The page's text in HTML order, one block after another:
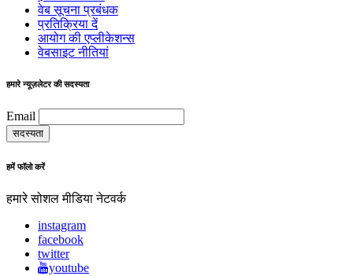
वेब सूचना प्रबंधक
प्रतिक्रिया दें
आयोग की एप्लीकेशन्स
वेबसाइट नीतियां
हमारे न्यूज़लेटर की सदस्यता
Email
हमें फॉलो करें
हमारे सोशल मीडिया नेटवर्क
instagram
facebook
twitter
youtube